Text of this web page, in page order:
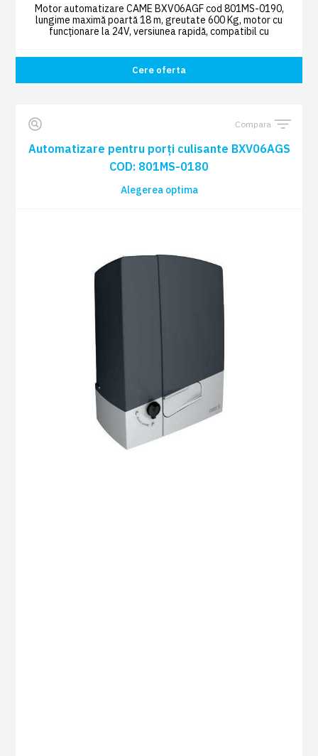
Motor automatizare CAME BXV06AGF cod 801MS-0190,
lungime maximă poartă 18 m, greutate 600 Kg, motor cu
funcționare la 24V, versiunea rapidă, compatibil cu
Cere oferta
Compara
Automatizare pentru porți culisante BXV06AGS
COD: 801MS-0180
Alegerea optima